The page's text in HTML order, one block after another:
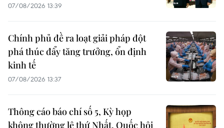
07/08/2026 13:39
Chính phủ đề ra loạt giải pháp đột
phá thúc đẩy tăng trưởng, ổn định
kinh tế
07/08/2026 13:37
Thông cáo báo chí số 5, Kỳ họp
không thường lệ thứ Nhất, Quốc hội